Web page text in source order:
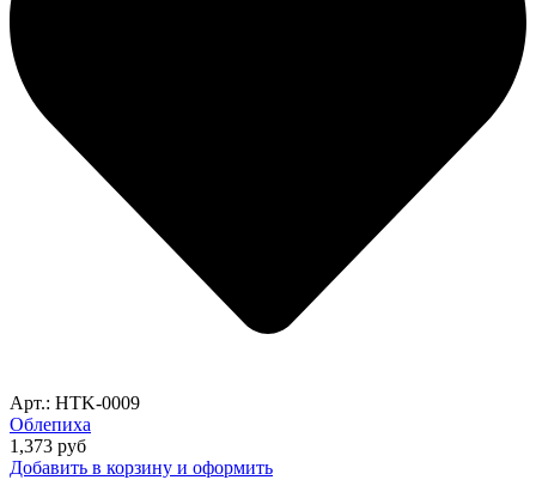
Арт.: HTK-0009
Облепиха
1,373 руб
Добавить в корзину и оформить